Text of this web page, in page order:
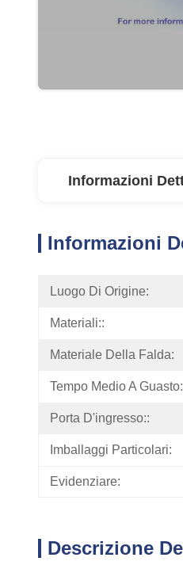
Informazioni
Informazioni
Luogo Di Origine:
Materiali::
Materiale Della Falda:
Tempo Medio A Guasto:
Porta D'ingresso::
Imballaggi Particolari:
Evidenziare:
Descrizione